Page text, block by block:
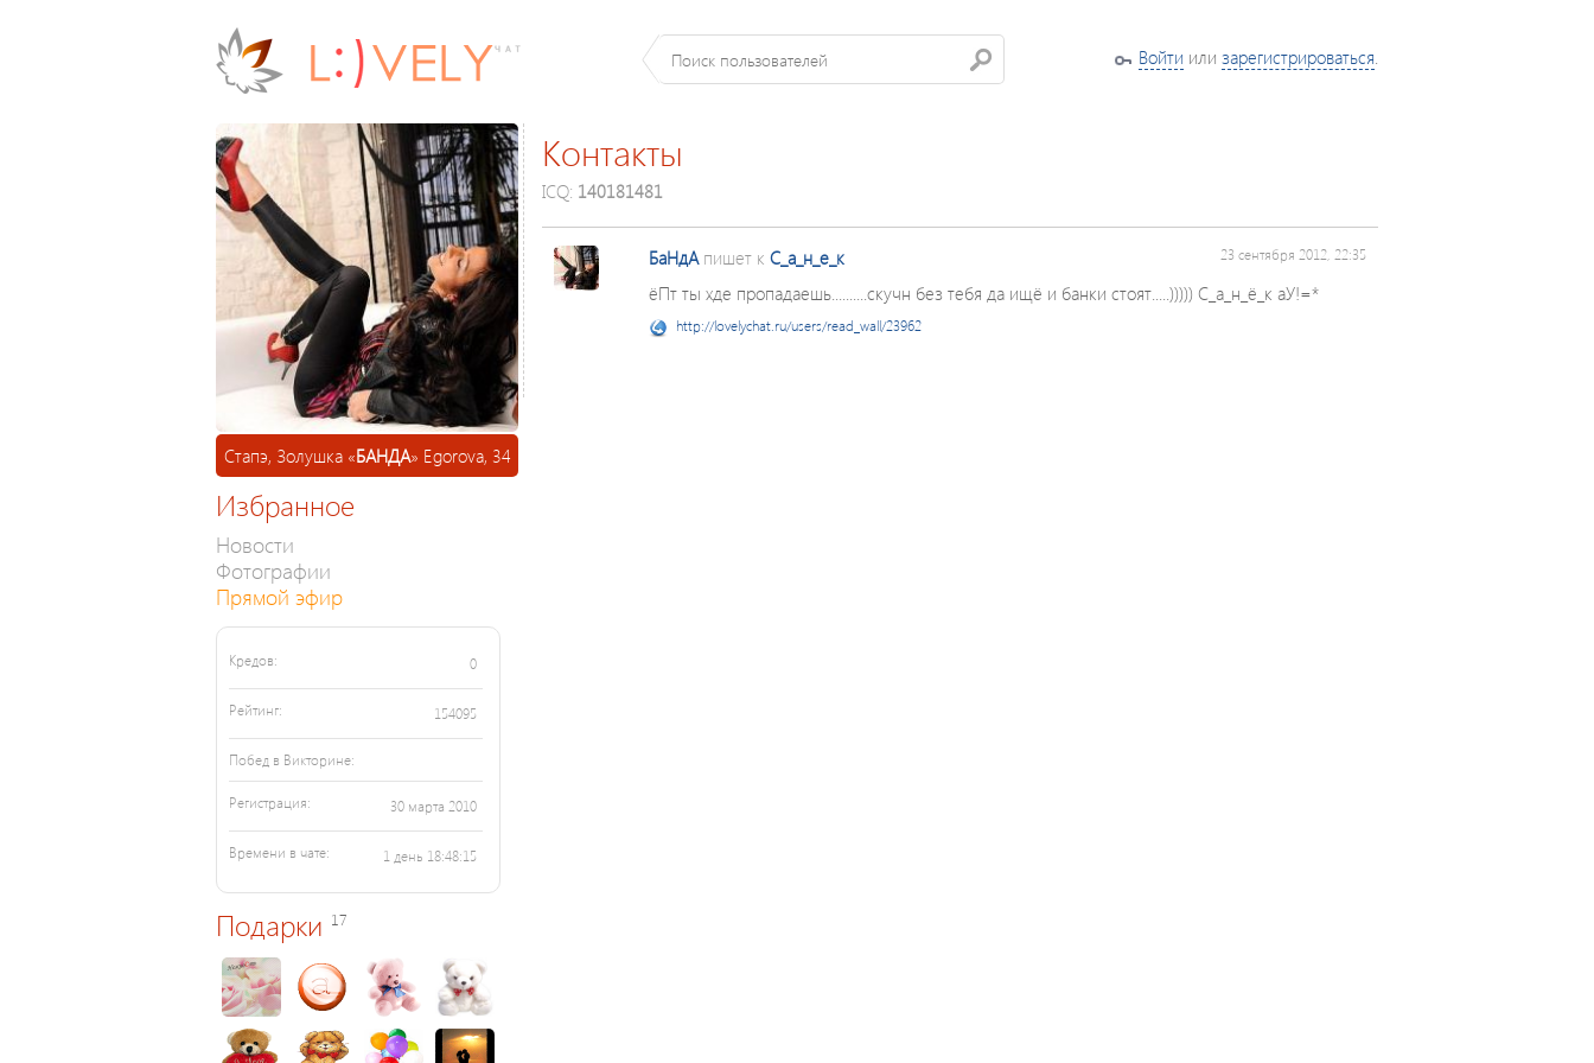
Войти или зарегистрироваться.
Стапэ, Золушка «БАНДА» Egorova, 34
Избранное
Новости
Фотографии
Прямой эфир
Кредов: 0
Рейтинг: 154095
Побед в Викторине:
Регистрация: 30 марта 2010
Времени в чате: 1 день 18:48:15
Подарки 17
Контакты
ICQ: 140181481
БаНдАпишет к С_а_н_е_к 23 сентября 2012, 22:35
ёПт ты хде пропадаешь..........скучн без тебя да ищё и банки стоят.....))))) С_а_н_ё_к аУ!=*
http://lovelychat.ru/users/read_wall/23962